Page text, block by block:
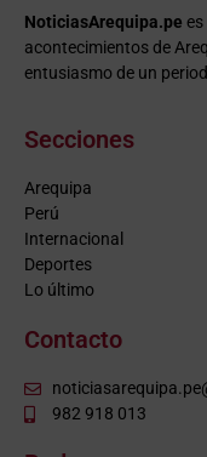
NoticiasArequipa.pe
acontecimientos de
entusiasmo de un
Secciones
Arequipa
Perú
Internacional
Deportes
Lo último
Contacto
982 918 013